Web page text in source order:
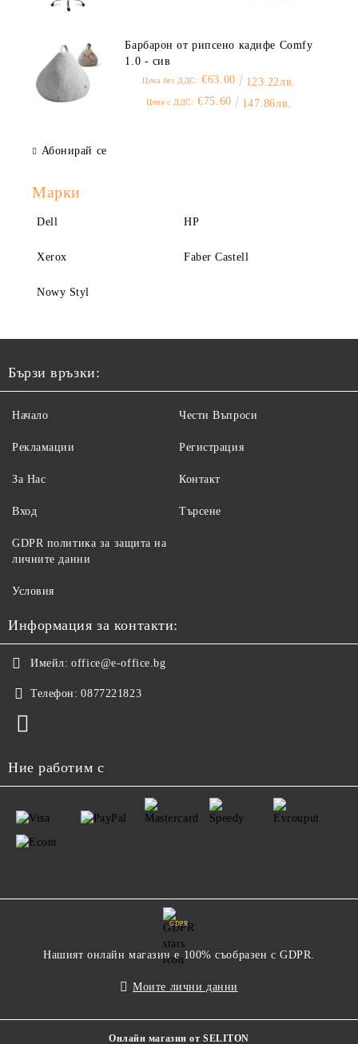
Барбарон от рипсено кадифе Comfy
1.0 - сив
Цена без ДДС: €63.00 123.22лв.
Цена с ДДС: €75.60 147.86лв.
Абонирай се
Марки
Dell HP
Xerox Faber Castell
Nowy Styl
Бързи връзки:
Начало
Рекламации
За Нас
Вход
Чести Въпроси
Регистрация
Контакт
Търсене
GDPR политика за защита на
личните данни
Условия
Информация за контакти:
Имейл: office@e-office.bg
Телефон: 0877221823
Ние работим с
GDPR
Нашият онлайн магазин е 100% съобразен с GDPR.
Моите лични данни
Онлайн магазин от SELITON